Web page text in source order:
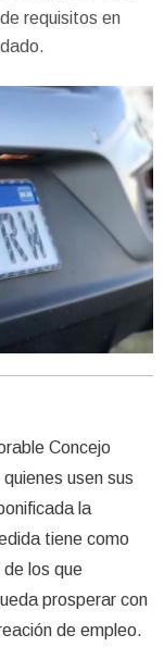
requisitos en
Concejo
usen sus
la
tiene como
los que
prosperar con
de empleo.